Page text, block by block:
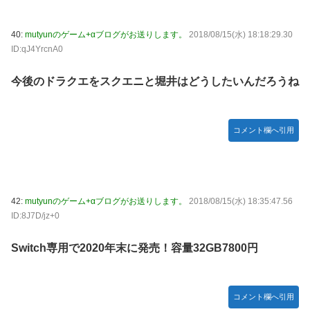
40: mutyunのゲーム+αブログがお送りします。
2018/08/15(水) 18:18:29.30
ID:qJ4YrcnA0
今後のドラクエをスクエニと堀井はどうしたいんだろうね
コメント欄へ引用
42: mutyunのゲーム+αブログがお送りします。
2018/08/15(水) 18:35:47.56
ID:8J7D/jz+0
Switch専用で2020年末に発売！容量32GB7800円
コメント欄へ引用